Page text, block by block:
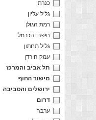
כנרת
גליל עליון
רמת הגולן
חיפה והכרמל
גליל תחתון
עמק הירדן
תל אביב והמרכז
מישור החוף
ירושלים והסביבה
דרום
ערבה